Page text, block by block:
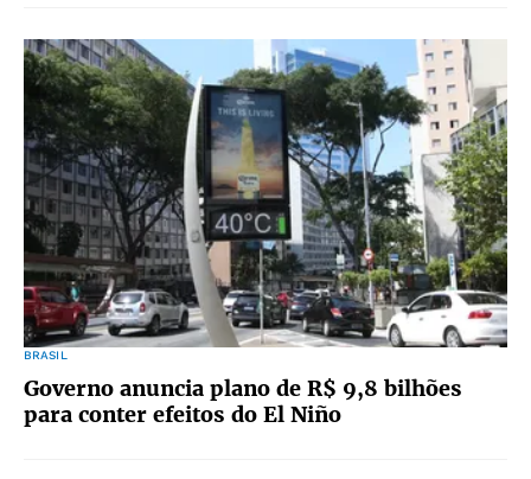
BRASIL
Governo anuncia plano de R$ 9,8 bilhões
para conter efeitos do El Niño